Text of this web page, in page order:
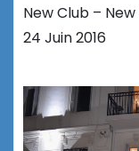
New Club –
24 Juin 2016